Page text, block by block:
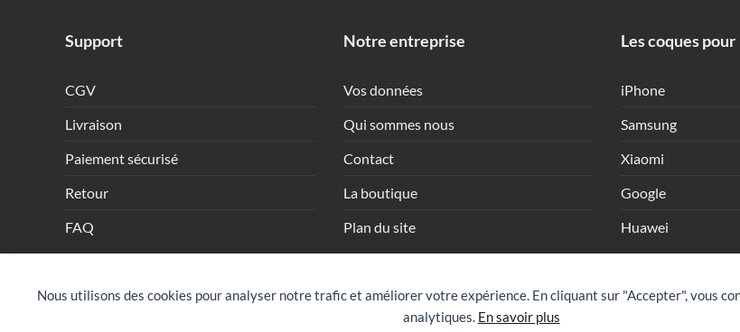
Nous utilisons des cookies pour analyser notre trafic et améliorer votre expérience. En cliquant sur "Accepter", vous
analytiques. En savoir plus
Support
CGV
Livraison
Paiement sécurisé
Retour
FAQ
Notre entreprise
Vos données
Qui sommes nous
Contact
La boutique
Plan du site
Les coques pour
iPhone
Samsung
Xiaomi
Google
Huawei